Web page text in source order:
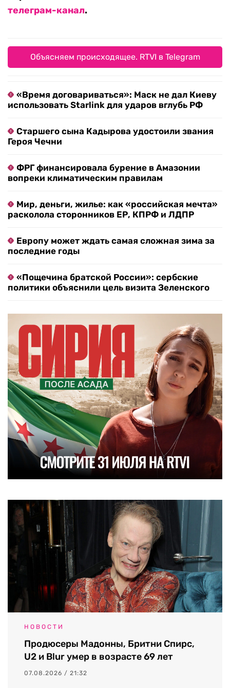
телеграм-канал.
Объясняем происходящее. RTVI в Telegram
«Время договариваться»: Маск не дал Киеву
использовать Starlink для ударов вглубь РФ
Старшего сына Кадырова удостоили звания
Героя Чечни
ФРГ финансировала бурение в Амазонии
вопреки климатическим правилам
Мир, деньги, жилье: как «российская мечта»
расколола сторонников ЕР, КПРФ и ЛДПР
Европу может ждать самая сложная зима за
последние годы
«Пощечина братской России»: сербские
политики объяснили цель визита Зеленского
НОВОСТИ
Продюсеры Мадонны, Бритни Спирс,
U2 и Blur умер в возрасте 69 лет
07.08.2026 / 21:32